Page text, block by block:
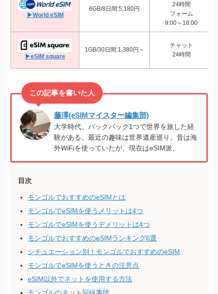
▶World eSIM
6GB/8日間:5,180円
24時間
フォーム
9:00～18:00
▶eSIM square
1GB/30日間:1,380円～
チャット
24時間
藤澤(eSIMマイスター編集部)
大学時代、バックパック1つで世界を旅した経
験がある。最近の趣味は世界遺産巡り。昔は海
外WiFiを使っていたが、現在はeSIM派。
目次
モンゴルでおすすめのeSIMとは
モンゴルでeSIMを使うメリットは4つ
モンゴルでeSIMを使うデメリットは4つ
モンゴルでおすすめのeSIMランキング6選
シチュエーション別！モンゴルでおすすめのeSIM
モンゴルでeSIMを使うときの注意点
eSIM以外でネットを使用する方法